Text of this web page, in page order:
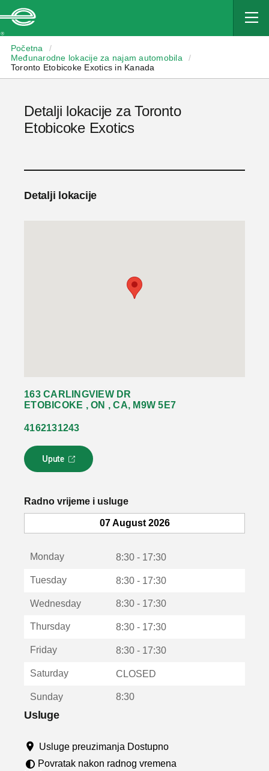
Početna
/
Međunarodne lokacije za najam automobila
/
Toronto Etobicoke Exotics in Kanada
Detalji lokacije za Toronto
Etobicoke Exotics
Detalji lokacije
163 CARLINGVIEW DR
ETOBICOKE , ON , CA, M9W 5E7
4162131243
Upute
L
i
k
o
u
u
Radno vrijeme i usluge
07 August 2026
Monday 8:30 - 17:30
Tuesday 8:30 - 17:30
Wednesday 8:30 - 17:30
Thursday 8:30 - 17:30
Friday 8:30 - 17:30
Saturday CLOSED
Sunday 8:30
Usluge
Usluge preuzimanja Dostupno
Povratak nakon radnog vremena